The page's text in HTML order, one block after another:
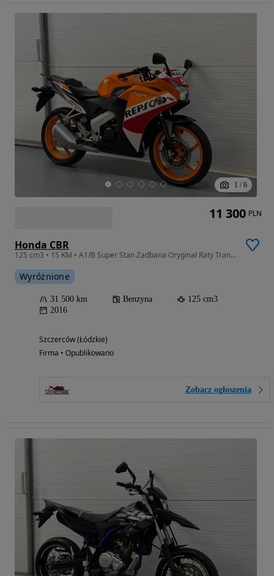
1 / 6
Honda CBR
125 cm3 • 15 KM • A1/B Super Stan Zadbana Oryginał Raty Transport Gwarancja
Wyróżnione
31 500 km Benzyna
125 cm3
2016
Szczerców (Łódzkie)
Firma • Opublikowano
Zobacz ogłoszenia
11 300 PLN